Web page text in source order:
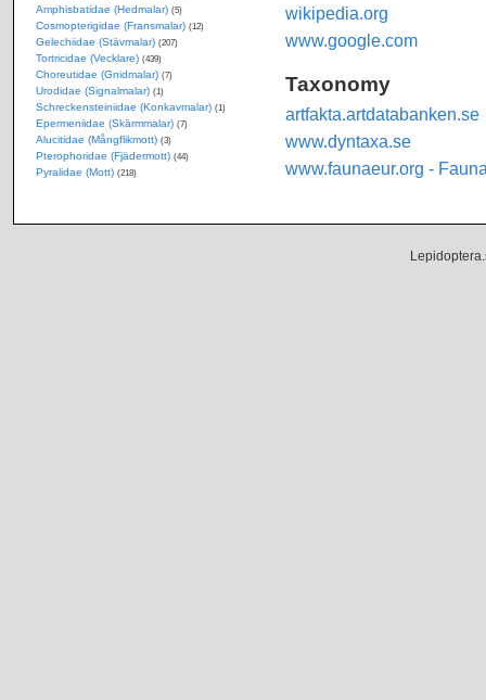
wikipedia.org
www.google.com
Taxonomy
artfakta.artdatabanken.se
www.dyntaxa.se
www.faunaeur.org -
Amphisbatidae (Hedmalar) (5)
Cosmopterigidae (Fransmalar) (12)
Gelechiidae (Stävmalar) (207)
Tortricidae (Vecklare) (439)
Choreutidae (Gnidmalar) (7)
Urodidae (Signalmalar) (1)
Schreckensteiniidae (Konkavmalar) (1)
Epermeniidae (Skärmmalar) (7)
Alucitidae (Mångflikmott) (3)
Pterophoridae (Fjädermott) (44)
Pyralidae (Mott) (218)